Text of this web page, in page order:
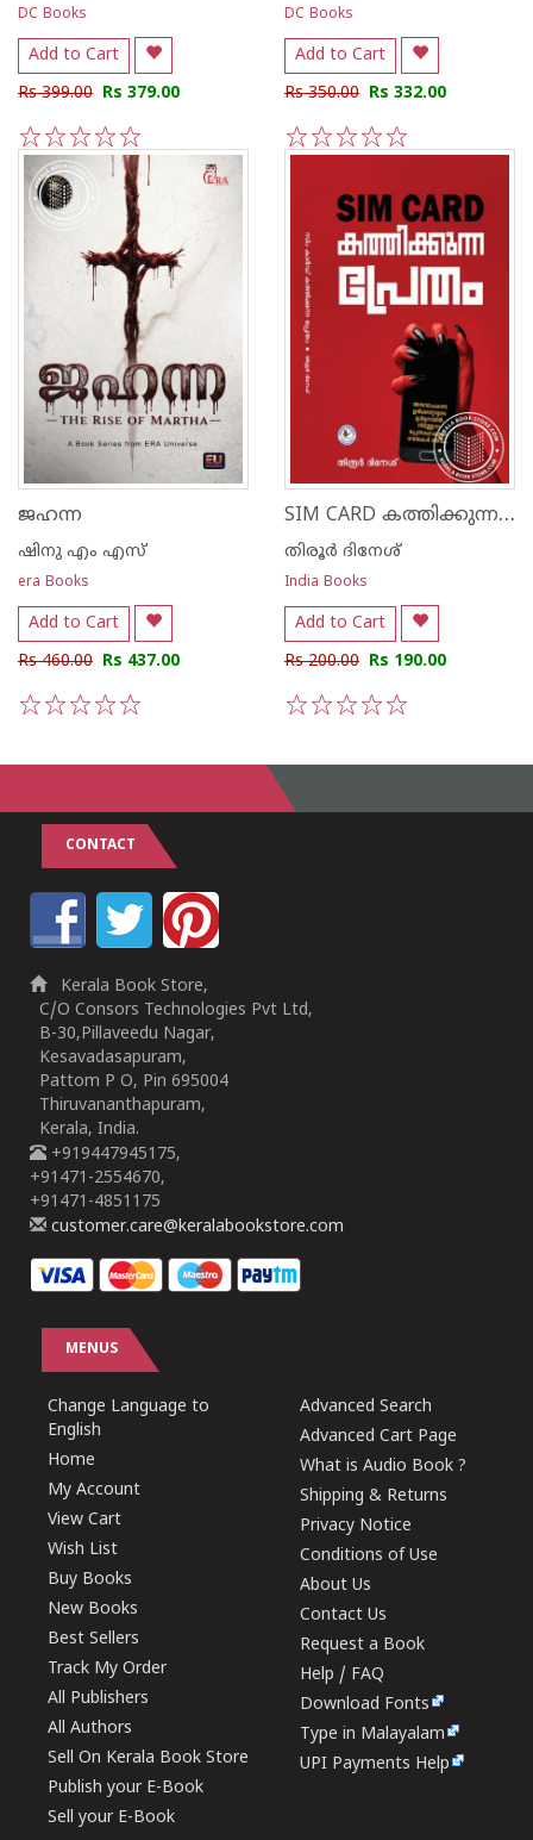
DC Books
Add to Cart
Rs 399.00 Rs 379.00
5
4
3
2
1
DC Books
Add to Cart
Rs 350.00 Rs 332.00
5
4
3
2
1
ജഹന്ന
ഷിനു എം എസ്
era Books
Add to Cart
Rs 460.00 Rs 437.00
SIM CARD കത്തിക്കുന്ന പ്രേതം
തിരൂർ ദിനേശ്
India Books
Add to Cart
Rs 200.00 Rs 190.00
CONTACT
Kerala Book Store,
C/O Consors Technologies Pvt Ltd,
B-30,Pillaveedu Nagar,
Kesavadasapuram,
Pattom P O, Pin 695004
Thiruvananthapuram,
Kerala, India.
+919447945175,
+91471-2554670,
+91471-4851175
customer.care@keralabookstore.com
MENUS
Change Language to
English
Home
My Account
View Cart
Wish List
Buy Books
New Books
Best Sellers
Track My Order
All Publishers
All Authors
Sell On Kerala Book Store
Publish your E-Book
Sell your E-Book
Advanced Search
Advanced Cart Page
What is Audio Book ?
Shipping & Returns
Privacy Notice
Conditions of Use
About Us
Contact Us
Request a Book
Help / FAQ
Download Fonts
Type in Malayalam
UPI Payments Help